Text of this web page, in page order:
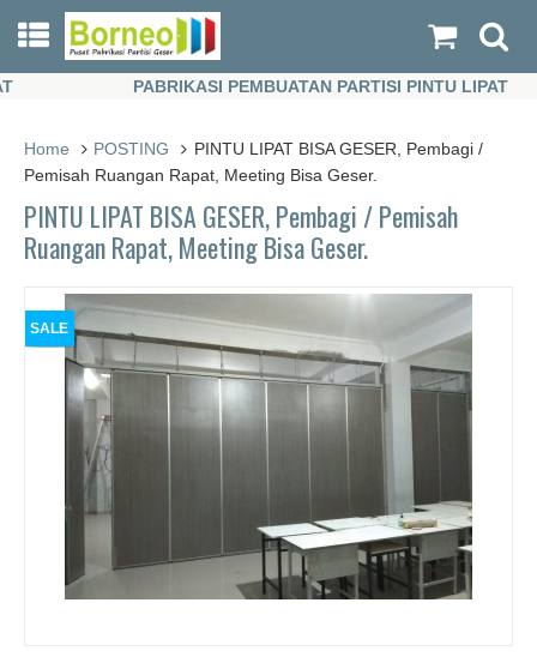
PABRIKASI PEMBUATAN PARTISI PINTU LIPAT
Home
POSTING
PINTU LIPAT BISA GESER, Pembagi /
Pemisah Ruangan Rapat, Meeting Bisa Geser.
PINTU LIPAT BISA GESER, Pembagi / Pemisah
Ruangan Rapat, Meeting Bisa Geser.
SALE